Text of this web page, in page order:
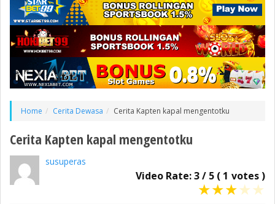
Home Cerita Dewasa Cerita Kapten kapal mengentotku
Cerita Kapten kapal mengentotku
susuperas
Video Rate:3/ 5 ( 1 votes )
★★★★★